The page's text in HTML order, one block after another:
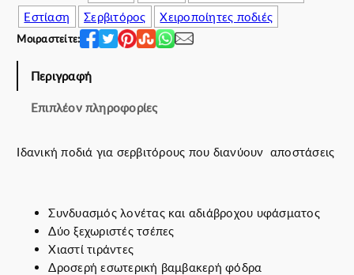
r
i
c
w
a
7
0
0
€
.
τ
ι
μ
ν
ι
5
.
0
0
Εστίαση
Σερβιτόρος Χειροποίητες ποδιές
Μοιραστείτε:
Περιγραφή
Επιπλέον πληροφορίες
Ιδανική ποδιά για σερβιτόρους που διανύουν αποστάσεις
Συνδυασμός λονέτας και αδιάβροχου υφάσματος
Δύο ξεχωριστές τσέπες
Χιαστί τιράντες
Δροσερή εσωτερική βαμβακερή φόδρα